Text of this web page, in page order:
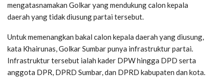
mengatasnamakan Golkar yang mendukung calon kepala
daerah yang tidak diusung partai tersebut.
Untuk memenangkan bakal calon kepala daerah yang diusung,
kata Khairunas, Golkar Sumbar punya infrastruktur partai.
Infrastruktur tersebut ialah kader DPW hingga DPD serta
anggota DPR, DPRD Sumbar, dan DPRD kabupaten dan kota.